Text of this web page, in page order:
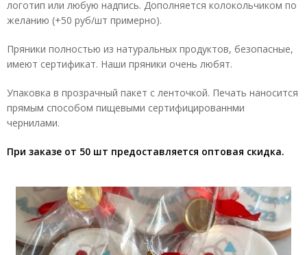
логотип или любую надпись. Дополняется колокольчиком по
желанию (+50 руб/шт примерно).
Пряники полностью из натуральных продуктов, безопасные,
имеют сертификат. Наши пряники очень любят.
Упаковка в прозрачный пакет с ленточкой. Печать наносится
прямым способом пищевыми сертифицированнми
чернилами.
При заказе от 50 шт предоставляется оптовая скидка.